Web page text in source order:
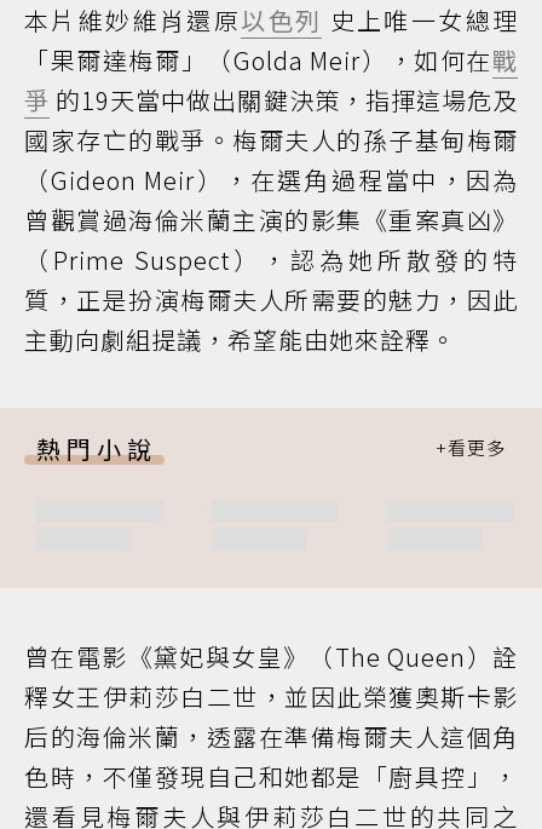
本片維妙維肖還原以色列 史上唯一女總理
「果爾達梅爾」（Golda Meir），如何在戰
爭 的19天當中做出關鍵決策，指揮這場危及
國家存亡的戰爭。梅爾夫人的孫子基甸梅爾
（Gideon Meir），在選角過程當中，因為
曾觀賞過海倫米蘭主演的影集《重案真凶》
（Prime Suspect），認為她所散發的特
質，正是扮演梅爾夫人所需要的魅力，因此
主動向劇組提議，希望能由她來詮釋。
熱門小說
曾在電影《黛妃與女皇》（The Queen）詮
釋女王伊莉莎白二世，並因此榮獲奧斯卡影
后的海倫米蘭，透露在準備梅爾夫人這個角
色時，不僅發現自己和她都是「廚具控」，
還看見梅爾夫人與伊莉莎白二世的共同之